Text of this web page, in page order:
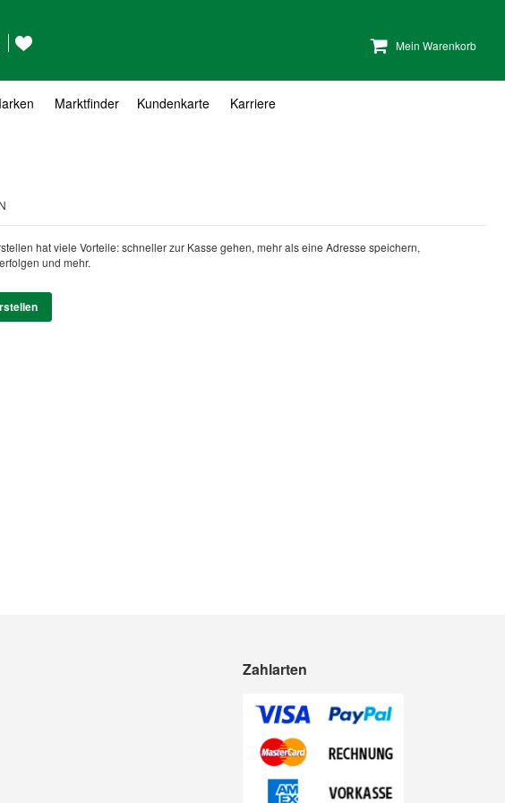
Mein Warenkorb
Wunschzettel
Marktfinder Kundenkarte Karriere
hat viele Vorteile: schneller zur Kasse gehen, mehr als eine Adresse speichern,
und mehr.
Zahlarten